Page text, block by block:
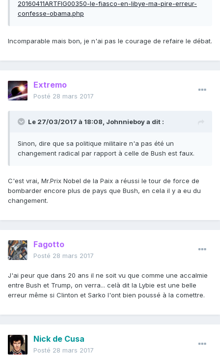
20160411ARTFIG00350-le-fiasco-en-libye-ma-pire-erreur-
confesse-obama.php
Incomparable mais bon, je n'ai pas le courage de refaire le débat.
Extremo
Posté 28 mars 2017
Le 27/03/2017 à 18:08, Johnnieboya dit :
Sinon, dire que sa politique militaire n'a pas été un
changement radical par rapport à celle de Bush est faux.
C'est vrai, Mr.Prix Nobel de la Paix a réussi le tour de force de
bombarder encore plus de pays que Bush, en cela il y a eu du
changement.
Fagotto
Posté 28 mars 2017
J'ai peur que dans 20 ans il ne soit vu que comme une accalmie
entre Bush et Trump, on verra... celà dit la Lybie est une belle
erreur même si Clinton et Sarko l'ont bien poussé à la comettre.
Nick de Cusa
Posté 28 mars 2017